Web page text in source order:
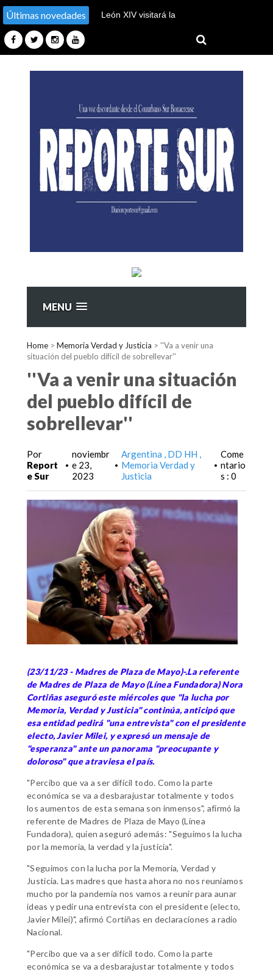
Últimas novedades
Derrota del gobierno, tuvo
a extranjeros tras quedarse
sin votos en el Senado
MENU
Home > Memoria Verdad y Justicia > ''Va a venir una
situación del pueblo difícil de sobrellevar''
''Va a venir una situación
del pueblo difícil de
sobrellevar''
Por
Report
e Sur
•
noviembr
e 23,
2023
•
Argentina
DD HH
Memoria Verdad y
Justicia
•
Come
ntario
s : 0
(23/11/23 - Madres de Plaza de Mayo)-.La referente
de Madres de Plaza de Mayo (Línea Fundadora) Nora
Cortiñas aseguró este miércoles que "la lucha por
Memoria, Verdad y Justicia" continúa, anticipó que
esa entidad pedirá "una entrevista" con el presidente
electo, Javier Milei, y expresó un mensaje de
"esperanza" ante un panorama "preocupante y
doloroso" que atraviesa el país.
"Percibo que va a ser difícil todo. Como la parte
económica se va a desbarajustar totalmente y todos
los aumentos de esta semana son inmensos", afirmó la
referente de Madres de Plaza de Mayo (Línea
Fundadora), quien aseguró además: "Seguimos la lucha
por la memoria, la verdad y la justicia".
"Seguimos con la lucha por la Memoria, Verdad y
Justicia. Las madres que hasta ahora no nos reuníamos
mucho por la pandemia nos vamos a reunir para aunar
ideas y pedir una entrevista con el presidente (electo,
Javier Milei)", afirmó Cortiñas en declaraciones a radio
Nacional.
"Percibo que va a ser difícil todo. Como la parte
económica se va a desbarajustar totalmente y todos